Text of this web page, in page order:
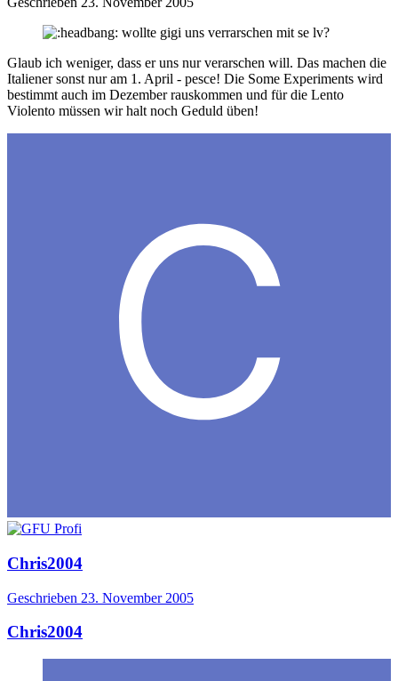
wollte gigi uns verrarschen mit se lv?
Glaub ich weniger, dass er uns nur verarschen will. Das machen die
Italiener sonst nur am 1. April - pesce! Die Some Experiments wird
bestimmt auch im Dezember rauskommen und für die Lento
Violento müssen wir halt noch Geduld üben!
Chris2004
Geschrieben 23. November 2005
Chris2004